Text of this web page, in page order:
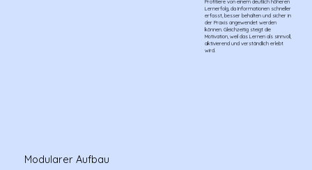
Profitiere von einem deutlich höheren
Lernerfolg, da Informationen schneller
erfasst, besser behalten und sicher in
der Praxis angewendet werden
können. Gleichzeitig steigt die
Motivation, weil das Lernen als sinnvoll,
aktivierend und verständlich erlebt
wird.
Modularer Aufbau